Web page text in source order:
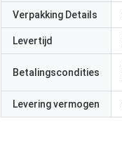
Verpakking Details
Levertijd
Betalingscondities
Levering vermogen